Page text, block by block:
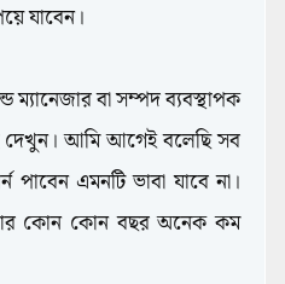
যাবেন।
বা সম্পদ ব্যবস্থাপক
দেখুন। আমি আগেই বলেছি সব
এমনটি ভাবা যাবে না।
কোন কোন বছর অনেক কম